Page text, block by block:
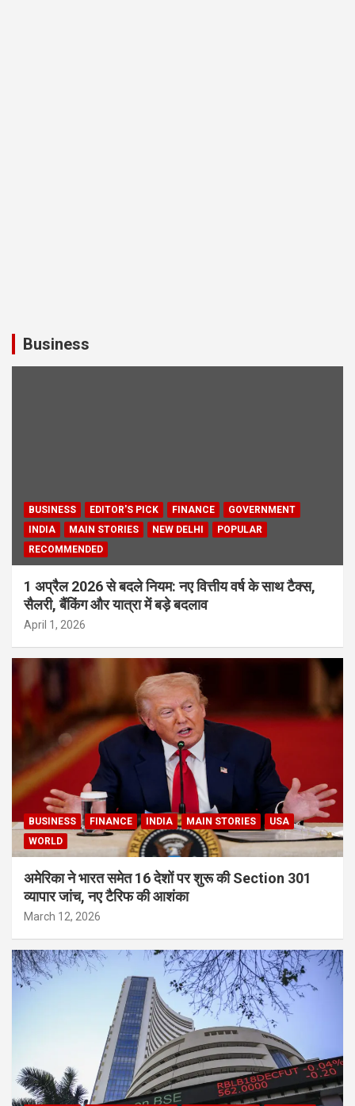
Business
BUSINESS EDITOR'S PICK FINANCE
GOVERNMENT
INDIA
MAIN STORIES NEW DELHI
POPULAR
RECOMMENDED
1 अप्रैल 2026 से बदले नियम: नए वित्तीय वर्ष के साथ टैक्स,
सैलरी, बैंकिंग और यात्रा में बड़े बदलाव
April 1, 2026
BUSINESS FINANCE INDIA MAIN STORIES
USA
WORLD
अमेरिका ने भारत समेत 16 देशों पर शुरू की Section 301
व्यापार जांच, नए टैरिफ की आशंका
March 12, 2026